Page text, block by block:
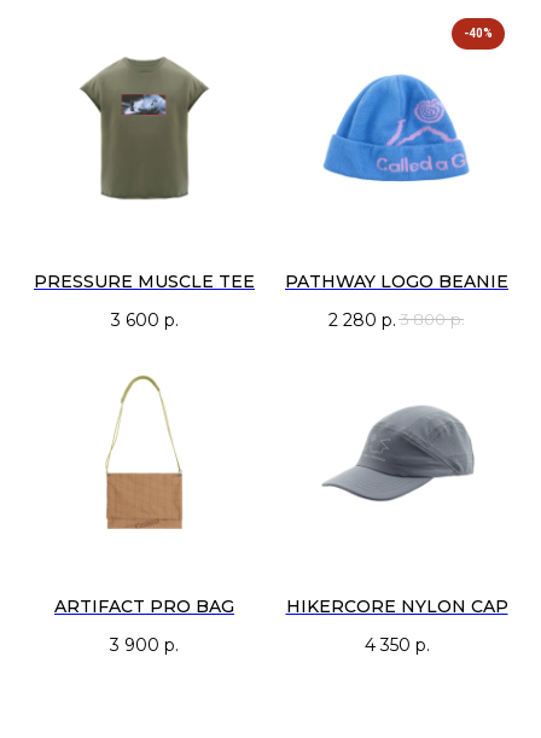
PRESSURE MUSCLE TEE
3 600 р.
-40%
PATHWAY LOGO BEANIE
2 280 р. 3 800 р.
ARTIFACT PRO BAG
3 900 р.
HIKERCORE NYLON CAP
4 350 р.